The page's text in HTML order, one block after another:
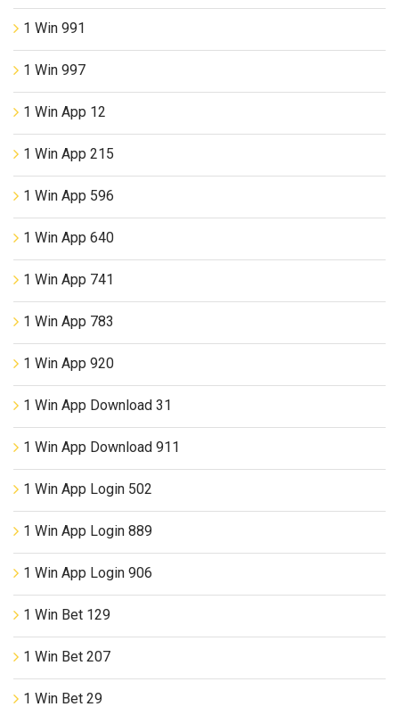
1 Win 991
1 Win 997
1 Win App 12
1 Win App 215
1 Win App 596
1 Win App 640
1 Win App 741
1 Win App 783
1 Win App 920
1 Win App Download 31
1 Win App Download 911
1 Win App Login 502
1 Win App Login 889
1 Win App Login 906
1 Win Bet 129
1 Win Bet 207
1 Win Bet 29